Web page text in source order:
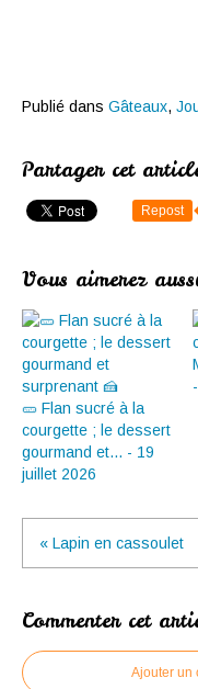
Publié dans Gâteaux,
Partager cet
Repost
Vous aimerez
🥒 Flan sucré à la
courgette ; le dessert
gourmand et... - 19
juillet 2026
« Lapin en cassoulet
Commenter cet
Ajouter un